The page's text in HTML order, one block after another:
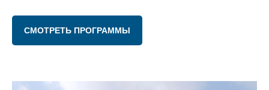
СМОТРЕТЬ ПРОГРАММЫ